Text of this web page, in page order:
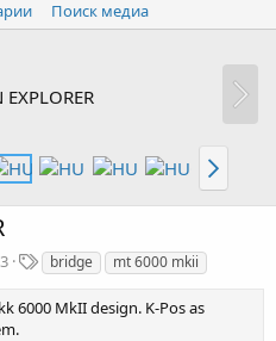
Поиск медиа
Т
е
г
bridge mt 6000 mkii
6000 MkII design. K-Pos as